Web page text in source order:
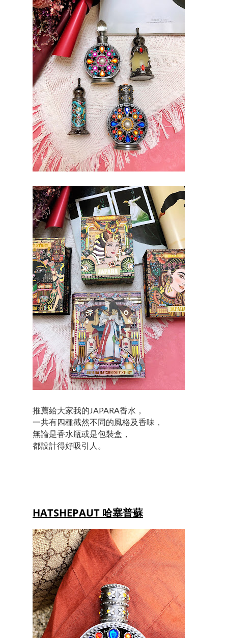
推薦給大家我的JAPARA香水，
一共有四種截然不同的風格及香味，
無論是香水瓶或是包裝盒，
都設計得好吸引人。
HATSHEPAUT 哈塞普蘇